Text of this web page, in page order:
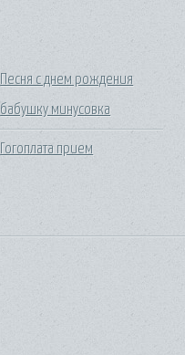
Песня с днем рождения
бабушку минусовка
Гогоплата прием